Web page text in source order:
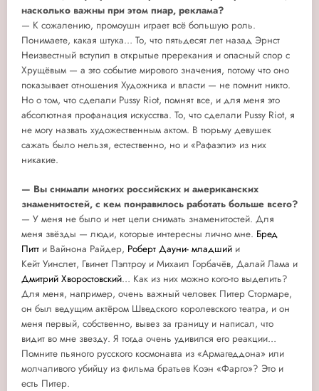
насколько важны при этом пиар, реклама?
— К сожалению, промоушн играет всё большую роль.
Понимаете, какая штука… То, что пятьдесят лет назад Эрнст
Неизвестный вступил в открытые пререкания и опасный спор с
Хрущёвым — а это событие мирового значения, потому что оно
показывает отношения Художника и власти — не помнит никто.
Но о том, что сделали Pussy Riot, помнят все, и для меня это
абсолютная профанация искусства. То, что сделали Pussy Riot, я
не могу назвать художественным актом. В тюрьму девушек
сажать было нельзя, естественно, но и «Рафаэли» из них
никакие.
— Вы снимали многих российских и американских
знаменитостей, с кем понравилось работать больше всего?
— У меня не было и нет цели снимать знаменитостей. Для
меня звёзды — люди, которые интересны лично мне. Бред
Питт и Вайнона Райдер, Роберт Дауни- младший и
Кейт Уинслет, Гвинет Пэлтроу и Михаил Горбачёв, Далай Лама и
Дмитрий Хворостовский… Как из них можно кого-то выделить?
Для меня, например, очень важный человек Питер Стормаре,
он был ведущим актёром Шведского королевского театра, и он
меня первый, собственно, вывез за границу и написал, что
видит во мне звезду. Я тогда очень удивился его реакции…
Помните пьяного русского космонавта из «Армагеддона» или
молчаливого убийцу из фильма братьев Коэн «Фарго»? Это и
есть Питер.